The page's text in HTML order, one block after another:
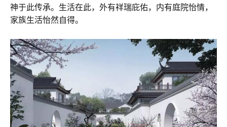
神于此传承。生活在此，外有祥瑞庇佑，内有庭院怡情，
家族生活怡然自得。